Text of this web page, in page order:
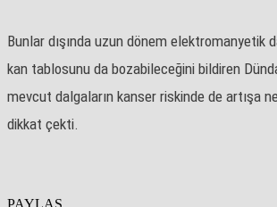
Bunlar dışında uzun dönem elektromanyetik
kan tablosunu da bozabileceğini bildiren
mevcut dalgaların kanser riskinde de artışa
dikkat çekti.